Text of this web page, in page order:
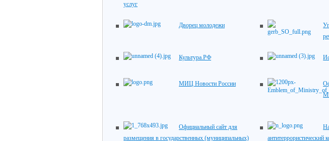
услуг
Дворец молодежи
Культура.РФ
МИЦ Новости России
Официальный сайт для
размещения в государственных (муниципальных)
антитеррористический